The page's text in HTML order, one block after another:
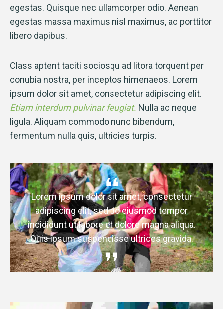
egestas. Quisque nec ullamcorper odio. Aenean
egestas massa maximus nisl maximus, ac porttitor
libero dapibus.
Class aptent taciti sociosqu ad litora torquent per
conubia nostra, per inceptos himenaeos. Lorem
ipsum dolor sit amet, consectetur adipiscing elit.
Etiam interdum pulvinar feugiat. Nulla ac neque
ligula. Aliquam commodo nunc bibendum,
fermentum nulla quis, ultricies turpis.
Lorem ipsum dolor sit amet, consectetur
adipiscing elit, sed do eiusmod tempor
incididunt ut labore et dolore magna aliqua.
Quis ipsum suspendisse ultrices gravida.